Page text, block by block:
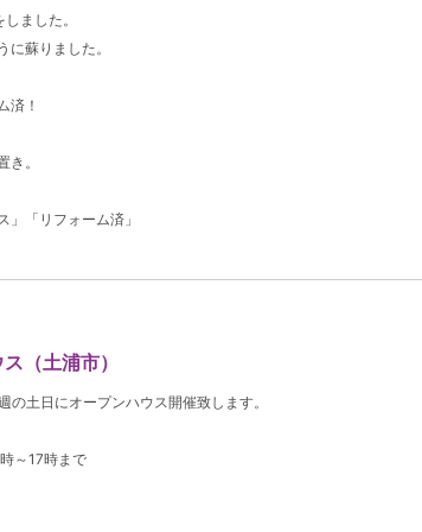
ました。
に蘇りました。
済！
き。
」「リフォーム済」
（土浦市）
の土日にオープンハウス開催致します。
～17時まで